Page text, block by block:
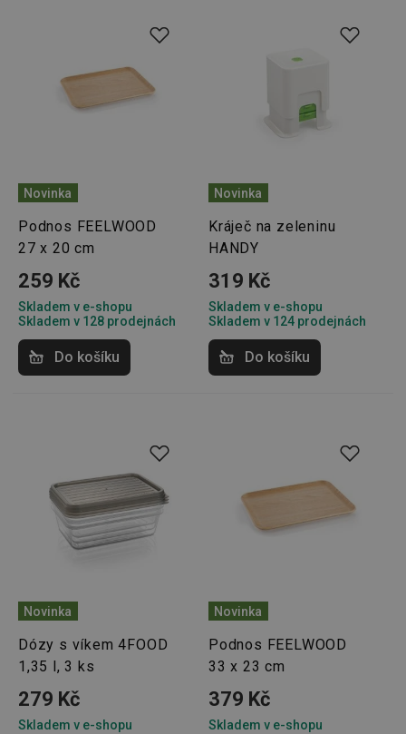
Novinka
Podnos FEELWOOD
27 x 20 cm
259 Kč
Skladem v e-shopu
Skladem v 128 prodejnách
Do košíku
Novinka
Kráječ na zeleninu
HANDY
319 Kč
Skladem v e-shopu
Skladem v 124 prodejnách
Do košíku
Novinka
Dózy s víkem 4FOOD
1,35 l, 3 ks
279 Kč
Skladem v e-shopu
Novinka
Podnos FEELWOOD
33 x 23 cm
379 Kč
Skladem v e-shopu